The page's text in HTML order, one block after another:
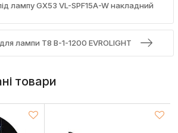
лампу GX53 VL-SPF15A-W накладний
лампи Т8 B-1-1200 EVROLIGHT
товари